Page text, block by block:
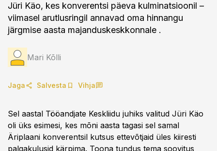
Jüri Käo, kes konverentsi päeva kulminatsioonil –
viimasel arutlusringil annavad oma hinnangu
järgmise aasta majanduskeskkonnale .
Mari Kõlli
Jaga Salvesta Vihja
Sel aastal Tööandjate Keskliidu juhiks valitud Jüri Käo
oli üks esimesi, kes mõni aasta tagasi sel samal
Äriplaani konverentsil kutsus ettevõtjaid üles kiiresti
palgakulusid kärpima. Toona tundus tema soovitus